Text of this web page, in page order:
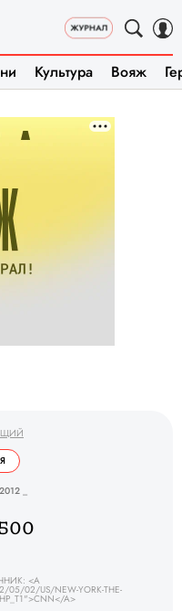
Культура Вояж
_
<A
05/02/US/NEW-YORK-THE-
A>